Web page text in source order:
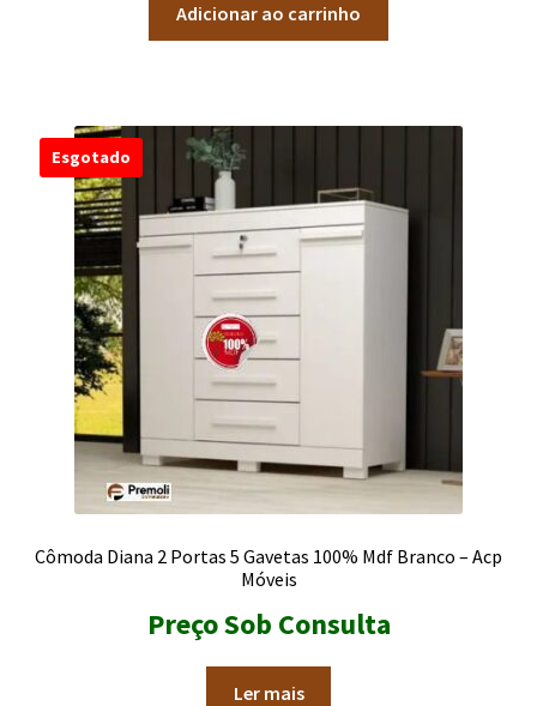
Adicionar ao carrinho
Esgotado
Cômoda Diana 2 Portas 5 Gavetas 100% Mdf Branco – Acp
Móveis
Preço Sob Consulta
Ler mais